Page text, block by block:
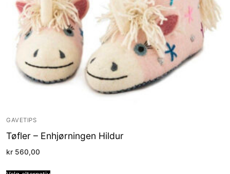
GAVETIPS
Tøfler – Enhjørningen Hildur
kr 560,00